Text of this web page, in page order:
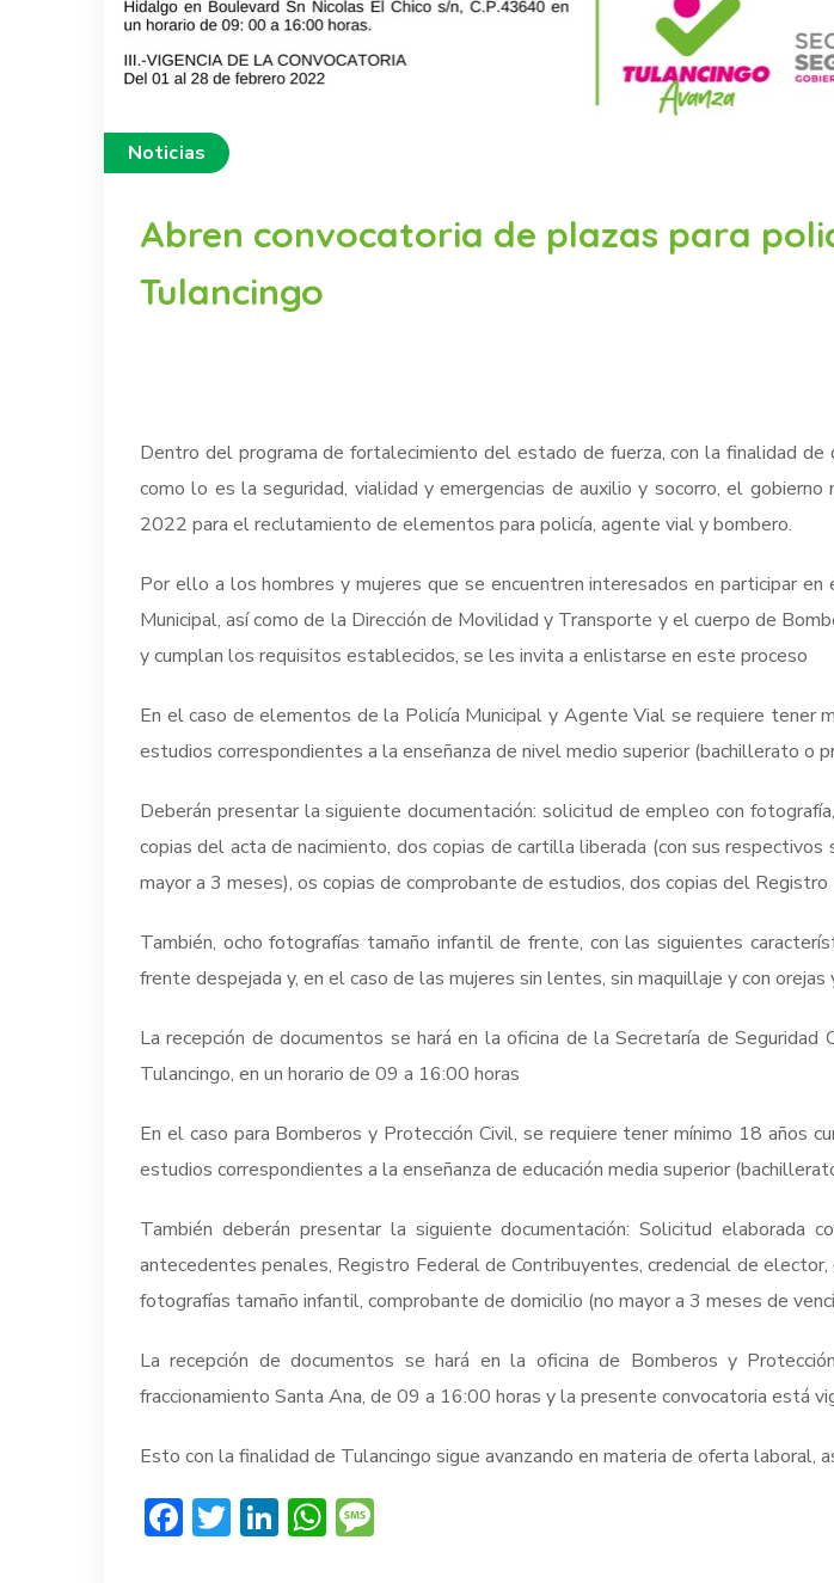
Noticias
Abren convocatoria de plazas para
Tulancingo
Dentro del programa de fortalecimiento del estado de fuerza, con la finalidad
como lo es la seguridad, vialidad y emergencias de auxilio y socorro, el
2022 para el reclutamiento de elementos para policía, agente vial y bombero.
Por ello a los hombres y mujeres que se encuentren interesados en participar
Municipal, así como de la Dirección de Movilidad y Transporte y el cuerpo de
y cumplan los requisitos establecidos, se les invita a enlistarse en este proceso
En el caso de elementos de la Policía Municipal y Agente Vial se requiere tener
estudios correspondientes a la enseñanza de nivel medio superior (bachillerato o
Deberán presentar la siguiente documentación: solicitud de empleo con
copias del acta de nacimiento, dos copias de cartilla liberada (con sus
mayor a 3 meses), os copias de comprobante de estudios, dos copias del
También, ocho fotografías tamaño infantil de frente, con las siguientes
frente despejada y, en el caso de las mujeres sin lentes, sin maquillaje y con
La recepción de documentos se hará en la oficina de la Secretaría de Seguridad
Tulancingo, en un horario de 09 a 16:00 horas
En el caso para Bomberos y Protección Civil, se requiere tener mínimo 18 años
estudios correspondientes a la enseñanza de educación media superior
También deberán presentar la siguiente documentación: Solicitud
antecedentes penales, Registro Federal de Contribuyentes, credencial de
fotografías tamaño infantil, comprobante de domicilio (no mayor a 3 meses de
La recepción de documentos se hará en la oficina de Bomberos y
fraccionamiento Santa Ana, de 09 a 16:00 horas y la presente convocatoria está
Esto con la finalidad de Tulancingo sigue avanzando en materia de oferta laboral,
Facebook
Twitter
LinkedIn
WhatsApp